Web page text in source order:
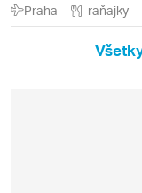
Praha raňajky